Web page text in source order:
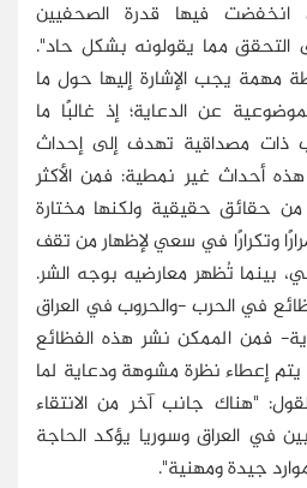
انخفضت فيها قدرة الصحفيين
التحقق مما يقولونه بشكل حاد".
مهمة يجب الإشارة إليها حول ما
عن الدعاية؛ إذ غالبًا ما
ذات مصداقية تهدف إلى إحداث
أحداث غير نمطية: فمن الأكثر
حقائق حقيقية ولكنها مختارة
وتكرارًا في سعي لإظهار من تقف
بينما تُظهر معارضيه بوجه الشر.
في الحرب -والحروب في العراق
فمن الممكن نشر هذه الفظائع
يتم إعطاء نظرة مشوهة ودعاية لما
"هناك جانب آخر من الانتقاء
في العراق وسوريا يؤكد الحاجة
جيدة ومهنية".